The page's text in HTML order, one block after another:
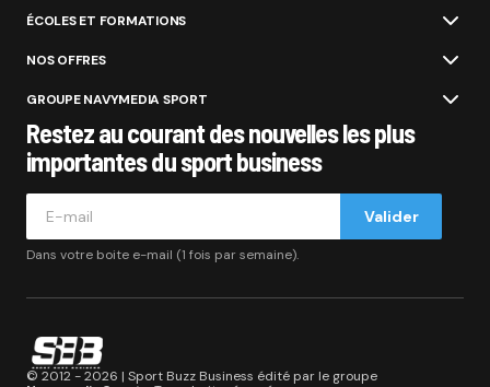
ÉCOLES ET FORMATIONS
NOS OFFRES
GROUPE NAVYMEDIA SPORT
Restez au courant des nouvelles les plus
importantes du sport business
Valider
Dans votre boite e-mail (1 fois par semaine).
© 2012 - 2026 | Sport Buzz Business édité par le groupe